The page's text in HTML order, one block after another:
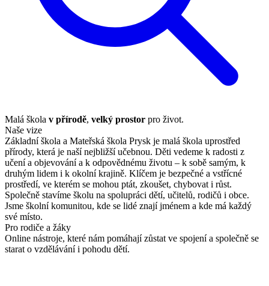
Malá škola v přírodě, velký prostor pro život.
Naše vize
Základní škola a Mateřská škola Prysk je malá škola uprostřed
přírody, která je naší nejbližší učebnou. Děti vedeme k radosti z
učení a objevování a k odpovědnému životu – k sobě samým, k
druhým lidem i k okolní krajině. Klíčem je bezpečné a vstřícné
prostředí, ve kterém se mohou ptát, zkoušet, chybovat i růst.
Společně stavíme školu na spolupráci dětí, učitelů, rodičů i obce.
Jsme školní komunitou, kde se lidé znají jménem a kde má každý
své místo.
Pro rodiče a žáky
Online nástroje, které nám pomáhají zůstat ve spojení a společně se
starat o vzdělávání i pohodu dětí.